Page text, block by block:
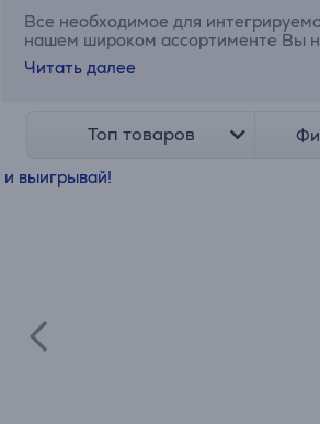
Все необходимое для
нашем широком ассортименте Вы
термощупы, телескопические
фильтры для вытяжек и различные
Читать далее
Топ товаров